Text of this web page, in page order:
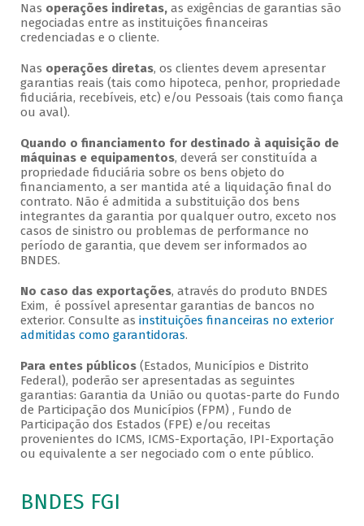
Nas operações indiretas,as exigências de garantias são
negociadas entre as instituições financeiras
credenciadas e o cliente.
Nas operações diretas, os clientes devem apresentar
garantias reais (tais como hipoteca, penhor, propriedade
fiduciária, recebíveis, etc) e/ou Pessoais (tais como fiança
ou aval).
Quando o financiamento for destinado à aquisição de
máquinas e equipamentos, deverá ser constituída a
propriedade fiduciária sobre os bens objeto do
financiamento, a ser mantida até a liquidação final do
contrato. Não é admitida a substituição dos bens
integrantes da garantia por qualquer outro, exceto nos
casos de sinistro ou problemas de performance no
período de garantia, que devem ser informados ao
BNDES.
No caso das exportações, através do produto BNDES
Exim, é possível apresentar garantias de bancos no
exterior. Consulte as instituições financeiras no exterior
admitidas como garantidoras.
Para entes públicos(Estados, Municípios e Distrito
Federal), poderão ser apresentadas as seguintes
garantias: Garantia da União ou quotas-parte do Fundo
de Participação dos Municípios (FPM) , Fundo de
Participação dos Estados (FPE) e/ou receitas
provenientes do ICMS, ICMS-Exportação, IPI-Exportação
ou equivalente a ser negociado com o ente público.
BNDES FGI